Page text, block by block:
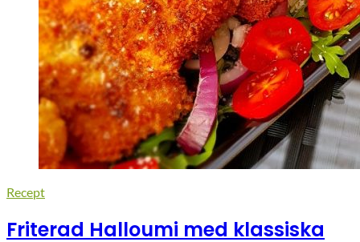
Recept
Friterad Halloumi med klassiska